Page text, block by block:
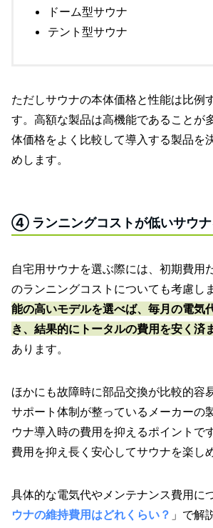
ドーム型サウナ
テント型サウナ
ただしサウナの本体価格と性能は比例
す。高額な製品は高機能であることが
体価格をよく比較して導入する製品を
めします。
④ ランニングコストが低いサウナ
自宅用サウナを選ぶ際には、初期費用
のランニングコストについても考慮し
能の高いモデルを選べば、毎月の電気
き、結果的にトータルの費用を安く済
あります。
ほかにも故障時に部品交換が比較的容
サポート体制が整っているメーカーの
ウナ導入時の費用を抑えるポイントで
費用を抑え長く安心してサウナを楽し
具体的な電気代やメンテナンス費用に
ウナの維持費用はどれくらい？ 」で解